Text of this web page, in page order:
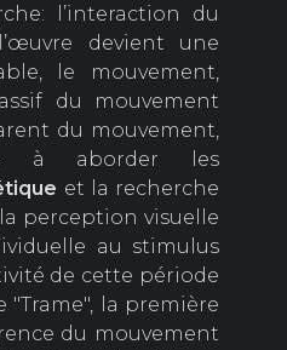
l’interaction du
devient une
le mouvement,
du mouvement
du mouvement,
à aborder les
et la recherche
perception visuelle
au stimulus
de cette période
"Trame", la première
du mouvement